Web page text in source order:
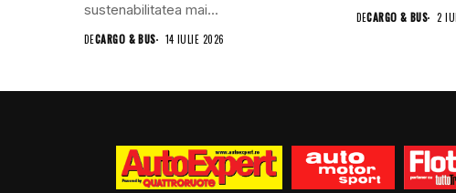
sustenabilitatea mai...
DECARGO & BUS 14 IULIE 2026
DECARGO & BUS 2